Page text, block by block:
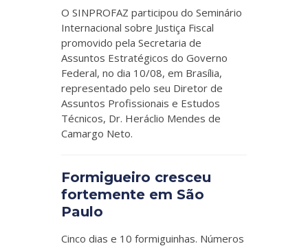
O SINPROFAZ participou do Seminário
Internacional sobre Justiça Fiscal
promovido pela Secretaria de
Assuntos Estratégicos do Governo
Federal, no dia 10/08, em Brasília,
representado pelo seu Diretor de
Assuntos Profissionais e Estudos
Técnicos, Dr. Heráclio Mendes de
Camargo Neto.
Formigueiro cresceu
fortemente em São
Paulo
Cinco dias e 10 formiguinhas. Números